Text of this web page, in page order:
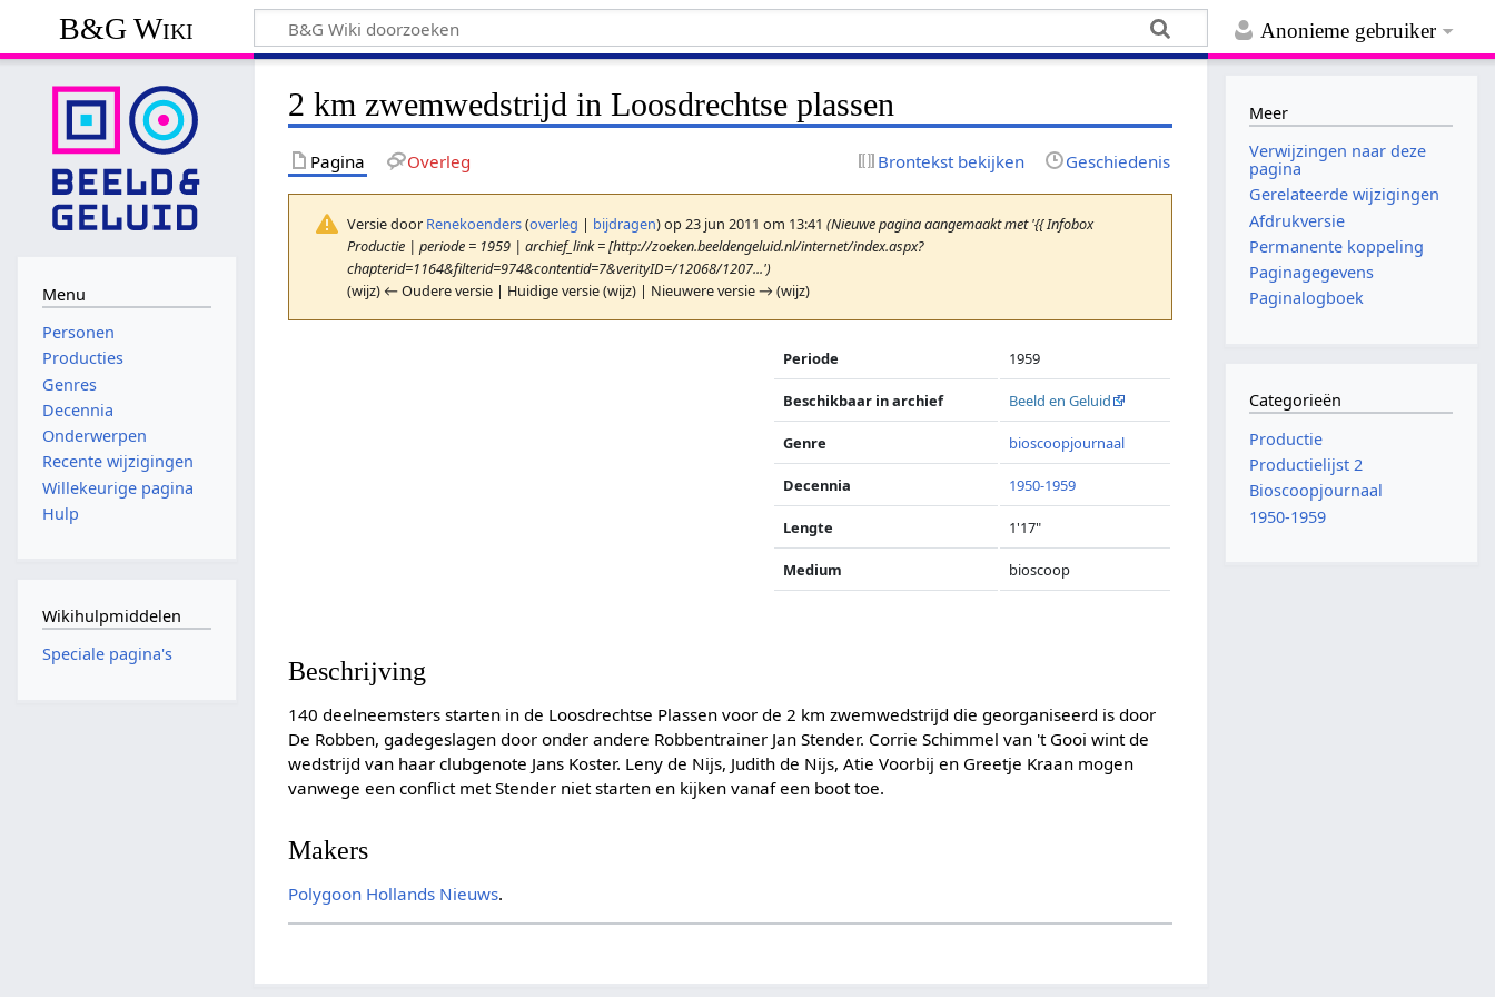
Anonieme gebruiker
B&G Wiki
2 km zwemwedstrijd in Loosdrechtse plassen
Pagina Overleg Brontekst bekijken Geschiedenis
Versie door Renekoenders(overleg | bijdragen)op 23 jun 2011 om 13:41(Nieuwe pagina aangemaakt met '{{ Infobox
Productie | periode = 1959 | archief_link = [http://zoeken.beeldengeluid.nl/internet/index.aspx?
chapterid=1164&filterid=974&contentid=7&verityID=/12068/1207...')
(wijz) ← Oudere versie | Huidige versie (wijz) | Nieuwere versie → (wijz)
Periode 1959
Beschikbaar in archief Beeld en Geluid
Genre bioscoopjournaal
Decennia 1950-1959
Lengte 1'17"
Medium bioscoop
Beschrijving
140 deelneemsters starten in de Loosdrechtse Plassen voor de 2 km zwemwedstrijd die georganiseerd is door
De Robben, gadegeslagen door onder andere Robbentrainer Jan Stender. Corrie Schimmel van 't Gooi wint de
wedstrijd van haar clubgenote Jans Koster. Leny de Nijs, Judith de Nijs, Atie Voorbij en Greetje Kraan mogen
vanwege een conflict met Stender niet starten en kijken vanaf een boot toe.
Makers
Polygoon Hollands Nieuws.
Menu
Personen
Producties
Genres
Decennia
Onderwerpen
Recente wijzigingen
Willekeurige pagina
Hulp
Wikihulpmiddelen
Speciale pagina's
Meer
Verwijzingen naar deze
pagina
Gerelateerde wijzigingen
Afdrukversie
Permanente koppeling
Paginagegevens
Paginalogboek
Categorieën
Productie
Productielijst 2
Bioscoopjournaal
1950-1959